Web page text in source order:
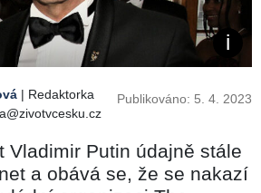
| Redaktorka
Publikováno: 5. 4. 2023
Vladimir Putin údajně stále
a obává se, že se nakazí